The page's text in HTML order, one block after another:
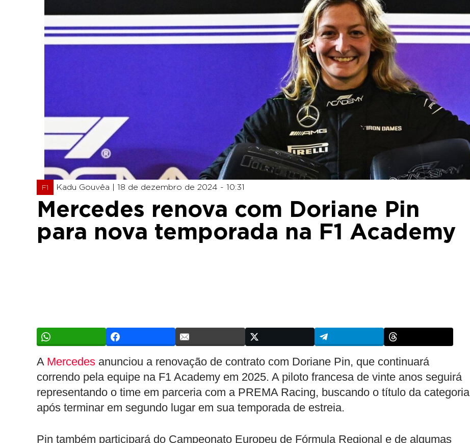
F1 Kadu Gouvêa | 18 de dezembro de 2024 - 10:31
Mercedes renova com Doriane Pin
para nova temporada na F1 Academy
A Mercedes anunciou a renovação de contrato com Doriane Pin, que continuará
correndo pela equipe na F1 Academy em 2025. A piloto francesa de vinte anos seguirá
representando o time em parceria com a PREMA Racing, buscando o título da categoria
após terminar em segundo lugar em sua temporada de estreia.
Pin também participará do Campeonato Europeu de Fórmula Regional e de algumas